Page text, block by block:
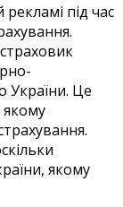
під час
України. Це
якому
якому